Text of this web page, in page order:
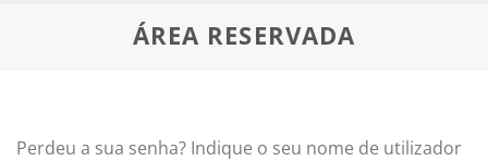
ÁREA RESERVADA
Perdeu a sua senha? Indique o seu nome de utilizador